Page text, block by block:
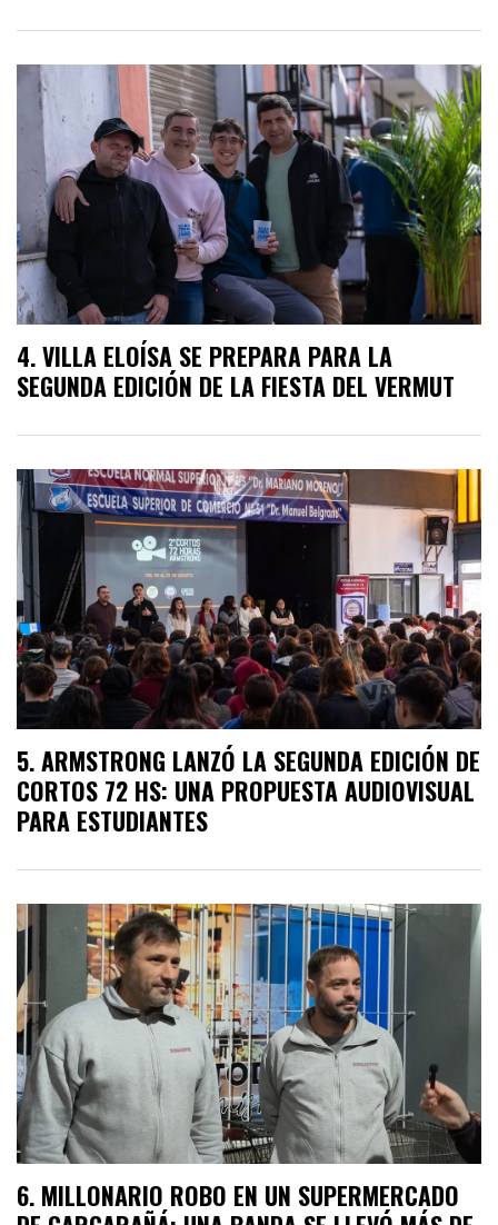
VILLA ELOÍSA SE PREPARA PARA LA
SEGUNDA EDICIÓN DE LA FIESTA DEL VERMUT
ARMSTRONG LANZÓ LA SEGUNDA EDICIÓN DE
CORTOS 72 HS: UNA PROPUESTA AUDIOVISUAL
PARA ESTUDIANTES
MILLONARIO ROBO EN UN SUPERMERCADO